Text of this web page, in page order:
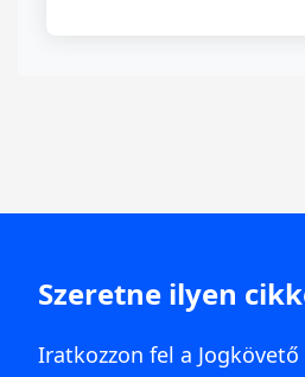
Szeretne ilyen
Iratkozzon fel a